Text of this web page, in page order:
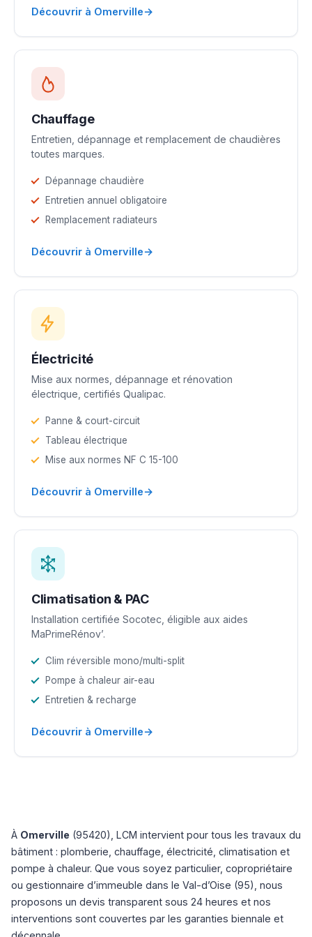
Découvrir à Omerville→
Chauffage
Entretien, dépannage et remplacement de chaudières
toutes marques.
Dépannage chaudière
Entretien annuel obligatoire
Remplacement radiateurs
Découvrir à Omerville→
Électricité
Mise aux normes, dépannage et rénovation
électrique, certifiés Qualipac.
Panne & court-circuit
Tableau électrique
Mise aux normes NF C 15-100
Découvrir à Omerville→
Climatisation & PAC
Installation certifiée Socotec, éligible aux aides
MaPrimeRénov’.
Clim réversible mono/multi-split
Pompe à chaleur air-eau
Entretien & recharge
Découvrir à Omerville→
À Omerville (95420), LCM intervient pour tous les travaux du
bâtiment : plomberie, chauffage, électricité, climatisation et
pompe à chaleur. Que vous soyez particulier, copropriétaire
ou gestionnaire d’immeuble dans le Val-d’Oise (95), nous
proposons un devis transparent sous 24 heures et nos
interventions sont couvertes par les garanties biennale et